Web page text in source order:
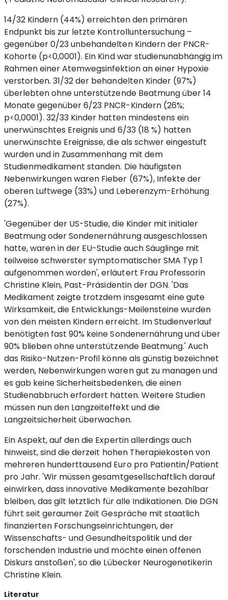
14/32 Kindern (44%) erreichten den primären
Endpunkt bis zur letzte Kontrolluntersuchung –
gegenüber 0/23 unbehandelten Kindern der PNCR-
Kohorte (p<0,0001). Ein Kind war studienunabhängig im
Rahmen einer Atemwegsinfektion an einer Hypoxie
verstorben. 31/32 der behandelten Kinder (97%)
überlebten ohne unterstützende Beatmung über 14
Monate gegenüber 6/23 PNCR-Kindern (26%;
p<0,0001). 32/33 Kinder hatten mindestens ein
unerwünschtes Ereignis und 6/33 (18 %) hatten
unerwünschte Ereignisse, die als schwer eingestuft
wurden und in Zusammenhang mit dem
Studienmedikament standen. Die häufigsten
Nebenwirkungen waren Fieber (67%), Infekte der
oberen Luftwege (33%) und Leberenzym-Erhöhung
(27%).
'Gegenüber der US-Studie, die Kinder mit initialer
Beatmung oder Sondenernährung ausgeschlossen
hatte, waren in der EU-Studie auch Säuglinge mit
teilweise schwerster symptomatischer SMA Typ 1
aufgenommen worden', erläutert Frau Professorin
Christine Klein, Past-Präsidentin der DGN. 'Das
Medikament zeigte trotzdem insgesamt eine gute
Wirksamkeit, die Entwicklungs-Meilensteine wurden
von den meisten Kindern erreicht. Im Studienverlauf
benötigten fast 90% keine Sondenernährung und über
90% blieben ohne unterstützende Beatmung.' Auch
das Risiko-Nutzen-Profil könne als günstig bezeichnet
werden, Nebenwirkungen waren gut zu managen und
es gab keine Sicherheitsbedenken, die einen
Studienabbruch erfordert hätten. Weitere Studien
müssen nun den Langzeiteffekt und die
Langzeitsicherheit überwachen.
Ein Aspekt, auf den die Expertin allerdings auch
hinweist, sind die derzeit hohen Therapiekosten von
mehreren hunderttausend Euro pro Patientin/Patient
pro Jahr. 'Wir müssen gesamtgesellschaftlich darauf
einwirken, dass innovative Medikamente bezahlbar
bleiben, das gilt letztlich für alle Indikationen. Die DGN
führt seit geraumer Zeit Gespräche mit staatlich
finanzierten Forschungseinrichtungen, der
Wissenschafts- und Gesundheitspolitik und der
forschenden Industrie und möchte einen offenen
Diskurs anstoßen', so die Lübecker Neurogenetikerin
Christine Klein.
Literatur